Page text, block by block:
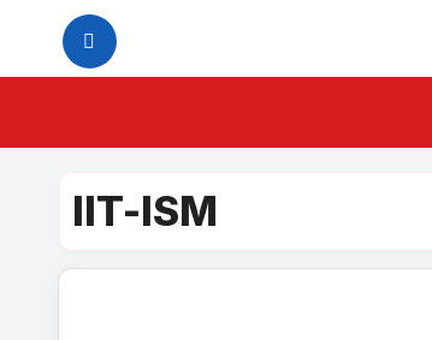
content
IIT-ISM